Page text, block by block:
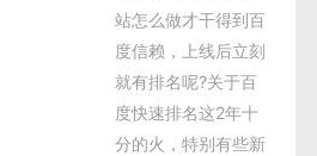
站怎么做才干得到百
度信赖，上线后立刻
就有排名呢?关于百
度快速排名这2年十
分的火，特别有些新